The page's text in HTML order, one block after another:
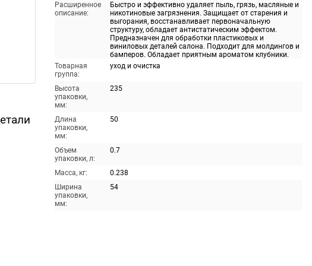
Расширенное
описание:
Быстро и эффективно удаляет пыль, грязь, масляные и
никотиновые загрязнения. Защищает от старения и
выгорания, восстанавливает первоначальную
структуру, обладает антистатическим эффектом.
Предназначен для обработки пластиковых и
виниловых деталей салона. Подходит для молдингов и
бамперов. Обладает приятным ароматом клубники.
Товарная
группа:
уход и очистка
Высота
упаковки,
мм:
235
Длина
упаковки,
мм:
50
Объем
упаковки, л:
0.7
Масса, кг:
0.238
Ширина
упаковки,
мм:
54